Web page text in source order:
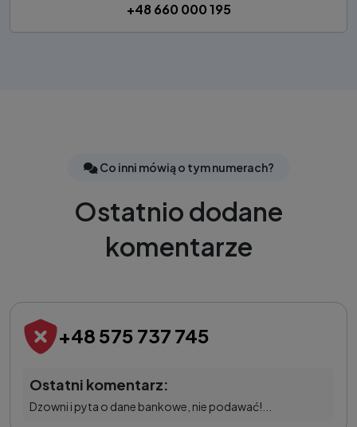
+48 660 000 195
Co inni mówią o tym numerach?
Ostatnio dodane
komentarze
+48 575 737 745
Ostatni komentarz:
Dzowni i pyta o dane bankowe, nie podawać!...